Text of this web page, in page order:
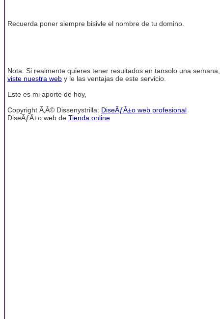
Recuerda poner siempre bisivle el nombre de tu domino.
Nota: Si realmente quieres tener resultados en tansolo una semana,
viste nuestra web y le las ventajas de este servicio.
Este es mi aporte de hoy,
Copyright Ã‚Â© Dissenystrilla: DiseÃƒÂ±o web profesional
DiseÃƒÂ±o web de Tienda online